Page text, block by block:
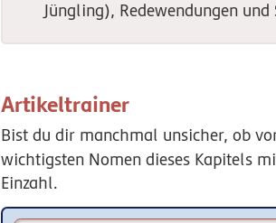
Jüngling), Redewendungen
Artikeltrainer
Bist du dir manchmal unsicher, ob
wichtigsten Nomen dieses Kapitels
Einzahl.